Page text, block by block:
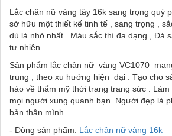
Lắc chân nữ vàng tây 16k sang trọng quý
sở hữu một thiết kế tinh tế , sang trọng ,
dù là nhỏ nhất . Màu sắc thì đa dạng , Đá
tự nhiên
Sản phẩm lắc chân nữ vàng VC1070
trung , theo xu hướng hiện đại . Tạo cho
hảo về thẩm mỹ thời trang trang sức .
mọi người xung quanh bạn .Người đẹp là
bản thân mình .
- Dòng sản phẩm: Lắc chân nữ vàng 16k